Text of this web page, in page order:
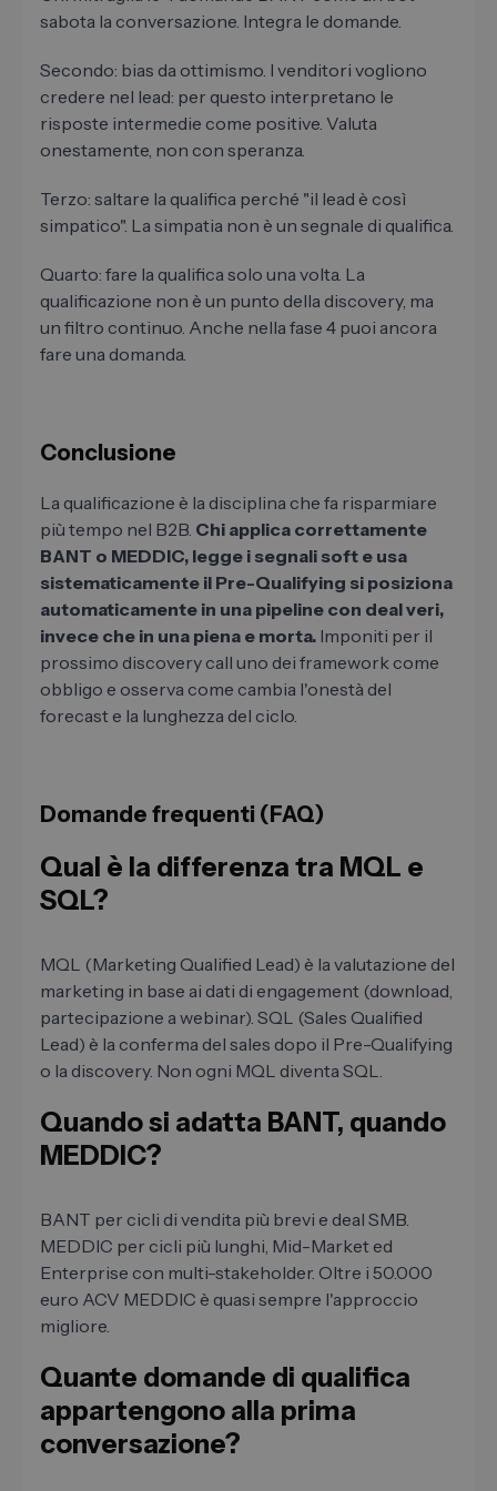
sabota la conversazione. Integra le domande.
Secondo: bias da ottimismo. I venditori vogliono
credere nel lead: per questo interpretano le
risposte intermedie come positive. Valuta
onestamente, non con speranza.
Terzo: saltare la qualifica perché "il lead è così
simpatico". La simpatia non è un segnale di qualifica.
Quarto: fare la qualifica solo una volta. La
qualificazione non è un punto della discovery, ma
un filtro continuo. Anche nella fase 4 puoi ancora
fare una domanda.
Conclusione
La qualificazione è la disciplina che fa risparmiare
più tempo nel B2B. Chi applica correttamente
BANT o MEDDIC, legge i segnali soft e usa
sistematicamente il Pre-Qualifying si posiziona
automaticamente in una pipeline con deal veri,
invece che in una piena e morta. Imponiti per il
prossimo discovery call uno dei framework come
obbligo e osserva come cambia l'onestà del
forecast e la lunghezza del ciclo.
Domande frequenti (FAQ)
Qual è la differenza tra MQL e
SQL?
MQL (Marketing Qualified Lead) è la valutazione del
marketing in base ai dati di engagement (download,
partecipazione a webinar). SQL (Sales Qualified
Lead) è la conferma del sales dopo il Pre-Qualifying
o la discovery. Non ogni MQL diventa SQL.
Quando si adatta BANT, quando
MEDDIC?
BANT per cicli di vendita più brevi e deal SMB.
MEDDIC per cicli più lunghi, Mid-Market ed
Enterprise con multi-stakeholder. Oltre i 50.000
euro ACV MEDDIC è quasi sempre l'approccio
migliore.
Quante domande di qualifica
appartengono alla prima
conversazione?